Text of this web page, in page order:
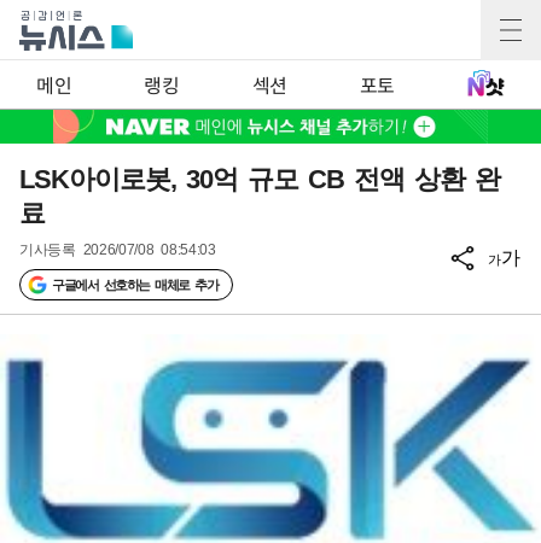
메인 랭킹 섹션 포토
LSK아이로봇, 30억 규모 CB 전액 상환 완
료
기사등록 2026/07/08 08:54:03
구글에서 선호하는 매체로 추가
가가